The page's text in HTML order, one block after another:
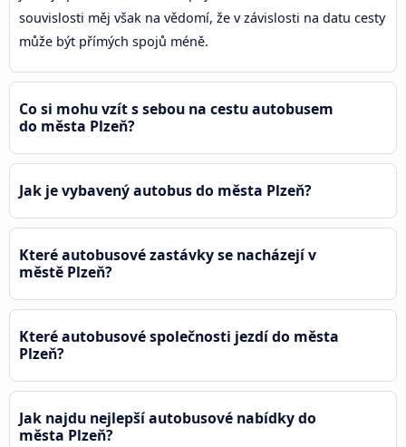
souvislosti měj však na vědomí, že v závislosti na datu cesty
může být přímých spojů méně.
Co si mohu vzít s sebou na cestu autobusem
do města Plzeň?
Jak je vybavený autobus do města Plzeň?
Které autobusové zastávky se nacházejí v
městě Plzeň?
Které autobusové společnosti jezdí do města
Plzeň?
Jak najdu nejlepší autobusové nabídky do
města Plzeň?